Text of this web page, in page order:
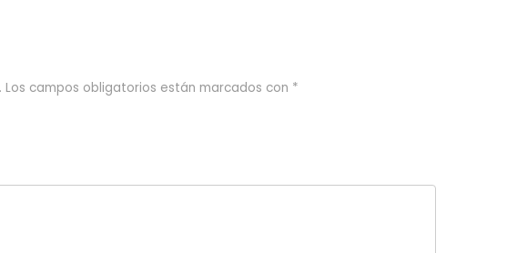
Los campos obligatorios están marcados con *